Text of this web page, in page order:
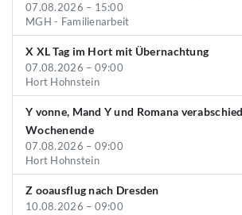
07.08.2026 – 15:00
MGH - Familienarbeit
X XL Tag im Hort mit Übernachtung
07.08.2026 – 09:00
Hort Hohnstein
Y vonne, Mand Y und Romana
Wochenende
07.08.2026 – 09:00
Hort Hohnstein
Z ooausflug nach Dresden
10.08.2026 – 09:00